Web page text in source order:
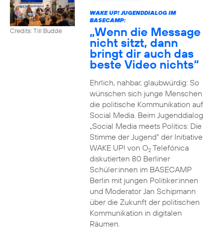
Credits: Till Budde
WAKE UP! JUGENDDIALOG IM
BASECAMP:
„Wenn die Message
nicht sitzt, dann
bringt dir auch das
beste Video nichts“
Ehrlich, nahbar, glaubwürdig: So
wünschen sich junge Menschen
die politische Kommunikation auf
Social Media. Beim Jugenddialog
„Social Media meets Politics: Die
Stimme der Jugend“ der Initiative
WAKE UP! von O2Telefónica
diskutierten 80 Berliner
Schüler:innen im BASECAMP
Berlin mit jungen Politiker:innen
und Moderator Jan Schipmann
über die Zukunft der politischen
Kommunikation in digitalen
Räumen.